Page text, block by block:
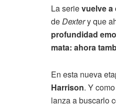
La serievuelve
deDextery que
profundidad
mata: ahora
En esta nueva
Harrison. Y
lanza a buscarlo